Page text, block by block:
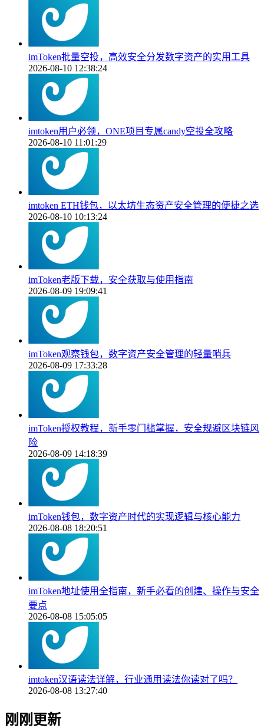
imToken批量空投，高效安全分发数字资产的实用工具
2026-08-10 12:38:24
imtoken用户必领，ONE项目专属candy空投全攻略
2026-08-10 11:01:29
imtoken ETH钱包，以太坊生态资产安全管理的便捷之选
2026-08-10 10:13:24
imToken老版下载，安全获取与使用指南
2026-08-09 19:09:41
imToken观察钱包，数字资产安全管理的轻量哨兵
2026-08-09 17:33:28
imToken授权教程，新手零门槛掌握，安全规避区块链风
险
2026-08-09 14:18:39
imToken钱包，数字资产时代的实现逻辑与核心能力
2026-08-08 18:20:51
imToken地址使用全指南，新手必看的创建、操作与安全
要点
2026-08-08 15:05:05
imtoken汉语读法详解，行业通用读法你读对了吗？
2026-08-08 13:27:40
刚刚更新